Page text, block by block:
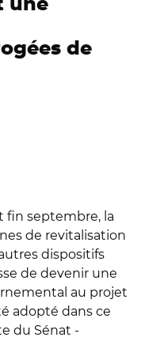
une
de
fin septembre, la
de revitalisation
dispositifs
de devenir une
au projet
adopté dans ce
du Sénat -